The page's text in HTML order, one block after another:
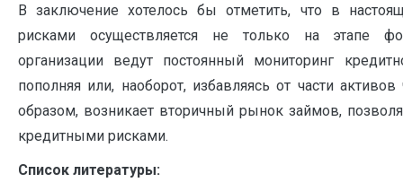
В заключение хотелось бы отметить, что в
рисками осуществляется не только на этапе
организации ведут постоянный мониторинг
пополняя или, наоборот, избавляясь от части
образом, возникает вторичный рынок займов,
кредитными рисками.
Список литературы: